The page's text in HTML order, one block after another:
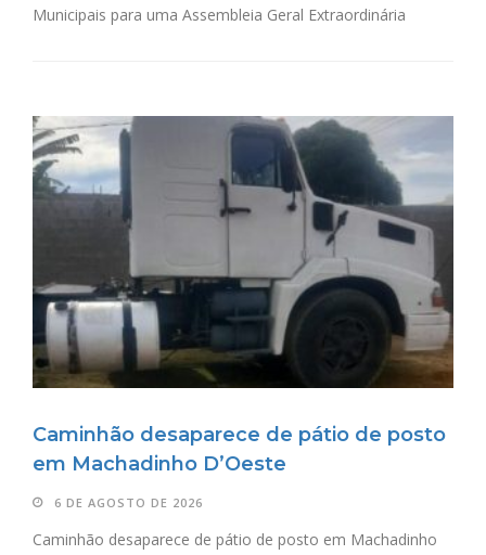
Municipais para uma Assembleia Geral Extraordinária
Caminhão desaparece de pátio de posto
em Machadinho D’Oeste
6 DE AGOSTO DE 2026
Caminhão desaparece de pátio de posto em Machadinho